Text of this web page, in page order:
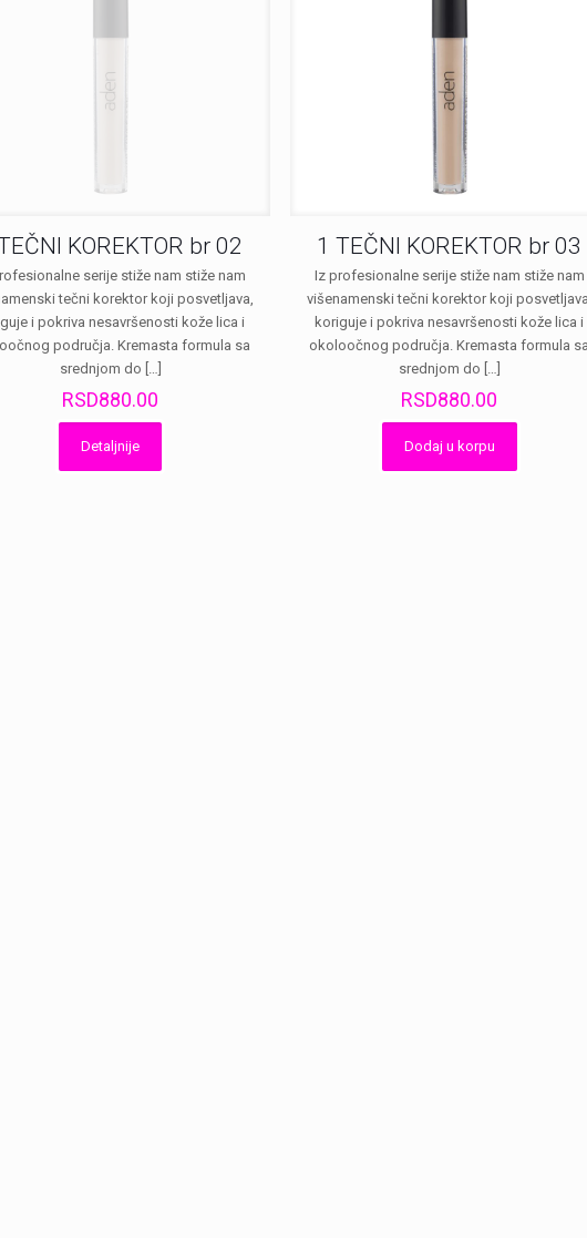
KOREKTOR br 02
serije stiže nam stiže nam
tečni korektor koji posvetljava,
i pokriva nesavršenosti kože lica i
područja. Kremasta formula sa
srednjom do […]
RSD880.00
Detaljnije
1 TEČNI KOREKTOR br 03
Iz profesionalne serije stiže nam stiže nam
višenamenski tečni korektor koji posvetljava,
koriguje i pokriva nesavršenosti kože lica i
okoloočnog područja. Kremasta formula sa
srednjom do […]
RSD880.00
Dodaj u korpu